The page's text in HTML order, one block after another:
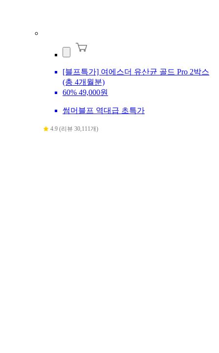
[블프특가] 여에스더 유산균 골드 Pro 2박스
(총 4개월분)
60% 49,000원
썸머블프 역대급 초특가
4.9 (리뷰 30,111개)